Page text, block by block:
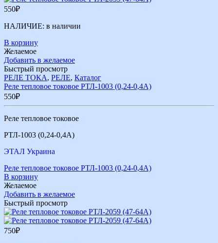
550₽
НАЛИЧИЕ: в наличии
В корзину
Желаемое
Добавить в желаемое
Быстрый просмотр
РЕЛЕ ТОКА, РЕЛЕ, Каталог
Реле тепловое токовое РТЛ-1003 (0,24-0,4А)
550₽
Реле тепловое токовое
РТЛ-1003 (0,24-0,4А)
ЭТАЛ Украина
Реле тепловое токовое РТЛ-1003 (0,24-0,4А)
В корзину
Желаемое
Добавить в желаемое
Быстрый просмотр
750₽